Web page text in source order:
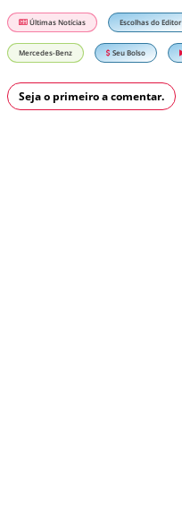
Últimas Notícias Escolhas do Editor
Mercedes-Benz Seu Bolso
Seja o primeiro a comentar.